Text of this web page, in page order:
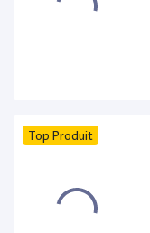
Top Produit